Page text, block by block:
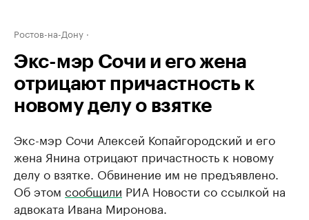
Ростов-на-Дону
Экс-мэр Сочи и его жена
отрицают причастность к
новому делу о взятке
Экс-мэр Сочи Алексей Копайгородский и его
жена Янина отрицают причастность к новому
делу о взятке. Обвинение им не предъявлено.
Об этом сообщили РИА Новости со ссылкой на
адвоката Ивана Миронова.